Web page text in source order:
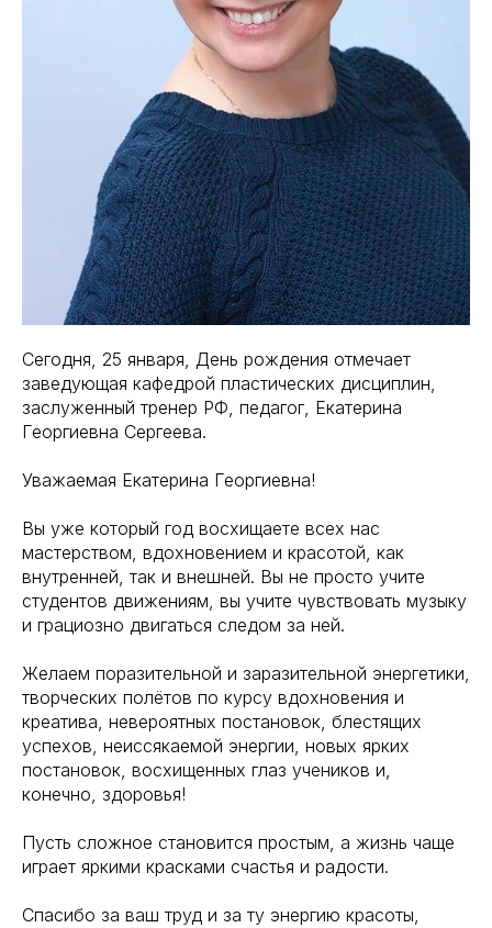
Сегодня, 25 января, День рождения отмечает
заведующая кафедрой пластических дисциплин,
заслуженный тренер РФ, педагог, Екатерина
Георгиевна Сергеева.
Уважаемая Екатерина Георгиевна!
Вы уже который год восхищаете всех нас
мастерством, вдохновением и красотой, как
внутренней, так и внешней. Вы не просто учите
студентов движениям, вы учите чувствовать музыку
и грациозно двигаться следом за ней.
Желаем поразительной и заразительной энергетики,
творческих полётов по курсу вдохновения и
креатива, невероятных постановок, блестящих
успехов, неиссякаемой энергии, новых ярких
постановок, восхищенных глаз учеников и,
конечно, здоровья!
Пусть сложное становится простым, а жизнь чаще
играет яркими красками счастья и радости.
Спасибо за ваш труд и за ту энергию красоты,